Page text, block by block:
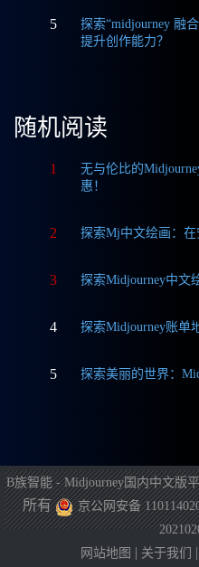
5
探索“midjourney 融
提升创作能力？
随机阅读
1
无与伦比的
惠！
2 探索Mj中文绘画：
3 探索Midjourney中文
4 探索Midjourney账单
5 探索美丽的世界：
B族智能 - Midjourney国内中文版
所有
京公网安备
网站地图 | 关于我们 |